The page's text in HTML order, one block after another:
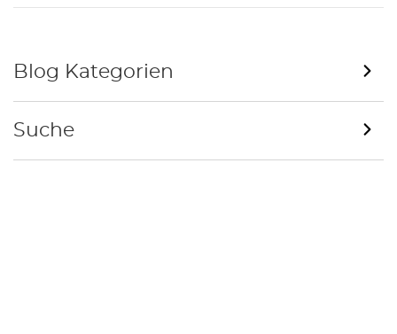
Blog Kategorien
Suche